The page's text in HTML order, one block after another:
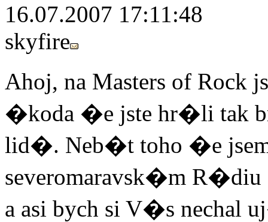
16.07.2007 17:11:48
skyfire
Ahoj, na Masters of
�koda �e jste hr�li tak
lid�. Neb�t toho �e
severomaravsk�m
a asi bych si V�s nechal